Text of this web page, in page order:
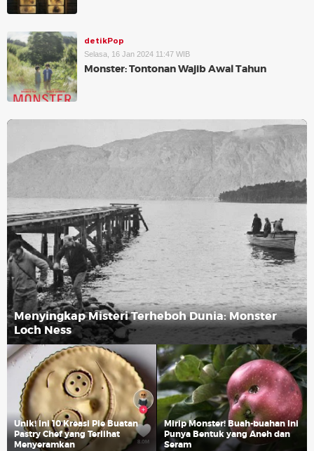
detikPop
Selasa, 16 Jan 2024 11:47 WIB
Monster: Tontonan Wajib Awal Tahun
Menyingkap Misteri Terheboh Dunia: Monster
Loch Ness
Unik! Ini 10 Kreasi Pie Buatan
Pastry Chef yang Terlihat
Menyeramkan
Mirip Monster! Buah-buahan Ini
Punya Bentuk yang Aneh dan
Seram